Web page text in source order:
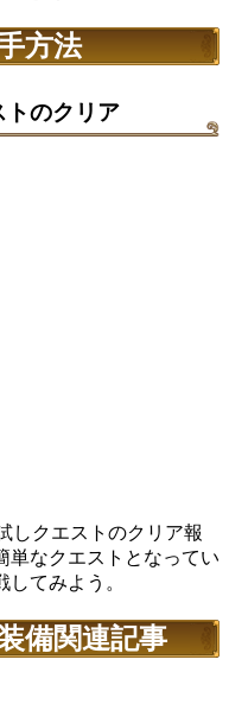
方法
のクリア
しクエストのクリア報
単なクエストとなってい
てみよう。
備関連記事